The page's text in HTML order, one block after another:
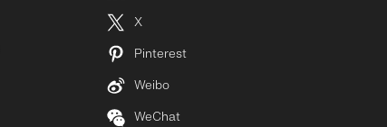
X
Pinterest
Weibo
WeChat